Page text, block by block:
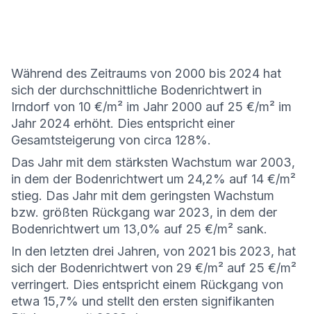
Während des Zeitraums von 2000 bis 2024 hat
sich der durchschnittliche Bodenrichtwert in
Irndorf von 10 €/m² im Jahr 2000 auf 25 €/m² im
Jahr 2024 erhöht. Dies entspricht einer
Gesamtsteigerung von circa 128%.
Das Jahr mit dem stärksten Wachstum war 2003,
in dem der Bodenrichtwert um 24,2% auf 14 €/m²
stieg. Das Jahr mit dem geringsten Wachstum
bzw. größten Rückgang war 2023, in dem der
Bodenrichtwert um 13,0% auf 25 €/m² sank.
In den letzten drei Jahren, von 2021 bis 2023, hat
sich der Bodenrichtwert von 29 €/m² auf 25 €/m²
verringert. Dies entspricht einem Rückgang von
etwa 15,7% und stellt den ersten signifikanten